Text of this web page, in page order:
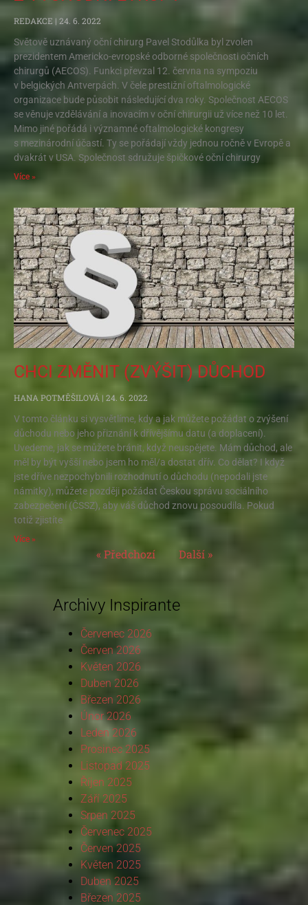
REDAKCE
24. 6. 2022
Světově uznávaný oční chirurg Pavel Stodůlka byl zvolen
prezidentem Americko-evropské odborné společnosti očních
chirurgů (AECOS). Funkci převzal 12. června na sympoziu
v belgických Antverpách. V čele prestižní oftalmologické
organizace bude působit následující dva roky. Společnost AECOS
se věnuje vzdělávání a inovacím v oční chirurgii už více než 10 let.
Mimo jiné pořádá i významné oftalmologické kongresy
s mezinárodní účastí. Ty se pořádají vždy jednou ročně v Evropě a
dvakrát v USA. Společnost sdružuje špičkové oční chirurgy
Více »
CHCI ZMĚNIT (ZVÝŠIT) DŮCHOD
HANA POTMĚŠILOVÁ
24. 6. 2022
V tomto článku si vysvětlíme, kdy a jak můžete požádat o zvýšení
důchodu nebo jeho přiznání k dřívějšímu datu (a doplacení).
Uvedeme, jak se můžete bránit, když neuspějete. Mám důchod, ale
měl by být vyšší nebo jsem ho měl/a dostat dřív. Co dělat? I když
jste dříve nezpochybnili rozhodnutí o důchodu (nepodali jste
námitky), můžete později požádat Českou správu sociálního
zabezpečení (ČSSZ), aby váš důchod znovu posoudila. Pokud
totiž zjistíte
Více »
« Předchozí Další »
Archivy Inspirante
Červenec 2026
Červen 2026
Květen 2026
Duben 2026
Březen 2026
Únor 2026
Leden 2026
Prosinec 2025
Listopad 2025
Říjen 2025
Září 2025
Srpen 2025
Červenec 2025
Červen 2025
Květen 2025
Duben 2025
Březen 2025